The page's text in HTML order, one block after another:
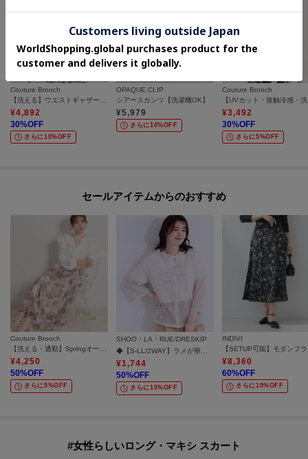
Couture Brooch
¥4,892
30%OFF
さらに10%OFF
OPAQUE.CLIP
シアースカンツ【洗濯機OK】
¥5,979
さらに10%OFF
Couture Brooch
¥3,492
30%OFF
さらに5%OFF
セールアイテムからのおすすめ
Couture Brooch
【洗える・通勤】Springオーガンフルールスカート
¥4,250
50%OFF
さらに5%OFF
SHOO・LA・RUE/DRESKIP
◆【S-LL/2WAY】ラメが華やか 透かしニットカーディガン
¥1,744
50%OFF
さらに10%OFF
INDIVI
¥8,360
60%OFF
さらに10%OFF
#女性らしいロング・マキシ スカート